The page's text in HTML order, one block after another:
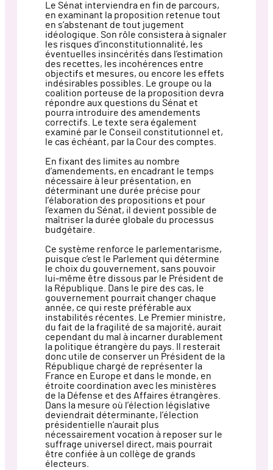
Le Sénat interviendra en fin de parcours,
en examinant la proposition retenue tout
en s’abstenant de tout jugement
idéologique. Son rôle consistera à signaler
les risques d’inconstitutionnalité, les
éventuelles insincérités dans l’estimation
des recettes, les incohérences entre
objectifs et mesures, ou encore les effets
indésirables possibles. Le groupe ou la
coalition porteuse de la proposition devra
répondre aux questions du Sénat et
pourra introduire des amendements
correctifs. Le texte sera également
examiné par le Conseil constitutionnel et,
le cas échéant, par la Cour des comptes.
En fixant des limites au nombre
d’amendements, en encadrant le temps
nécessaire à leur présentation, en
déterminant une durée précise pour
l’élaboration des propositions et pour
l’examen du Sénat, il devient possible de
maîtriser la durée globale du processus
budgétaire.
Ce système renforce le parlementarisme,
puisque c’est le Parlement qui détermine
le choix du gouvernement, sans pouvoir
lui-même être dissous par le Président de
la République. Dans le pire des cas, le
gouvernement pourrait changer chaque
année, ce qui reste préférable aux
instabilités récentes. Le Premier ministre,
du fait de la fragilité de sa majorité, aurait
cependant du mal à incarner durablement
la politique étrangère du pays. Il resterait
donc utile de conserver un Président de la
République chargé de représenter la
France en Europe et dans le monde, en
étroite coordination avec les ministères
de la Défense et des Affaires étrangères.
Dans la mesure où l’élection législative
deviendrait déterminante, l’élection
présidentielle n’aurait plus
nécessairement vocation à reposer sur le
suffrage universel direct, mais pourrait
être confiée à un collège de grands
électeurs.